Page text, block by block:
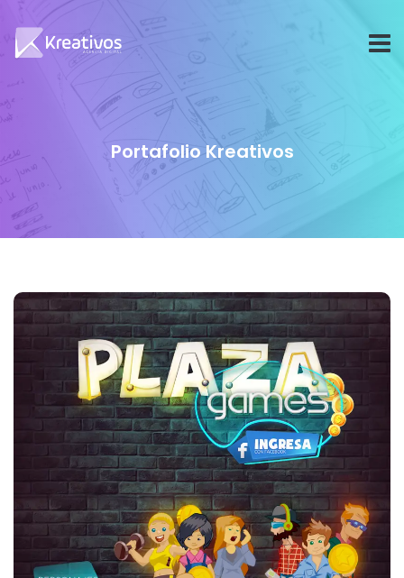
Portafolio Kreativos